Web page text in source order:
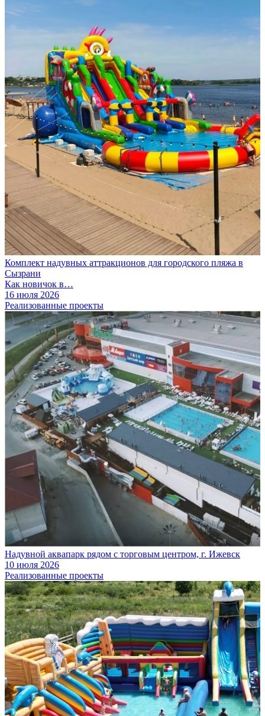
Комплект надувных аттракционов для городского пляжа в
Сызрани
Как новичок в…
16 июля 2026
Реализованные проекты
Надувной аквапарк рядом с торговым центром, г. Ижевск
10 июля 2026
Реализованные проекты